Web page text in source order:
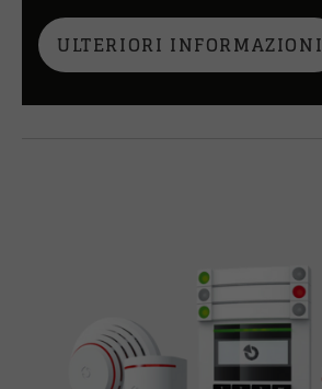
ULTERIORI INFORMAZIONI